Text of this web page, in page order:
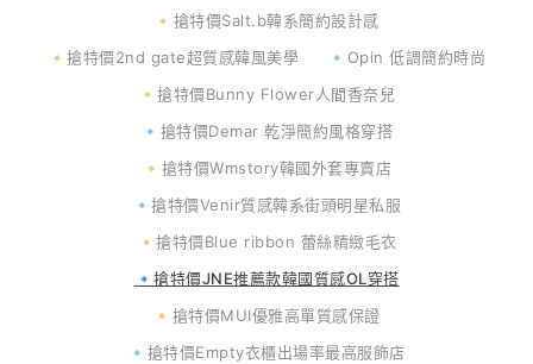
🔸搶特價Salt.b韓系簡約設計感
🔸搶特價2nd gate超質感韓風美學
🔹Opin 低調簡約時尚
🔸搶特價Bunny Flower人間香奈兒
🔹搶特價Demar 乾淨簡約風格穿搭
🔸搶特價Wmstory韓國外套專賣店
🔹搶特價Venir質感韓系街頭明星私服
🔸搶特價Blue ribbon 蕾絲精緻毛衣
🔹搶特價JNE推薦款韓國質感OL穿搭
🔸搶特價MUI優雅高單質感保證
🔹搶特價Empty衣櫃出場率最高服飾店